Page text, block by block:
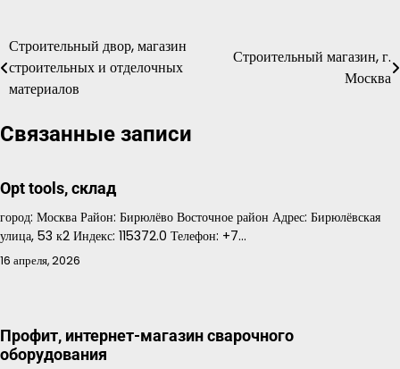
Навигация
по
Строительный двор, магазин
строительных и отделочных
материалов
Строительный магазин, г.
Москва
Связанные записи
Opt tools, склад
город: Москва Район: Бирюлёво Восточное район Адрес: Бирюлёвская
улица, 53 к2 Индекс: 115372.0 Телефон: +7…
16 апреля, 2026
Профит, интернет-магазин сварочного
оборудования